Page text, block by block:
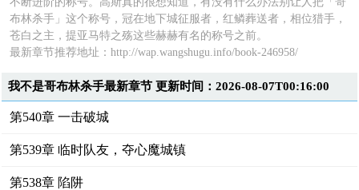
布林杀手」这个称号，冠在地下城征服者，红鳞葬送者，相位猎手，
苍白之主，提亚马特之殇这些赫赫有名的称号之前。
最新章节推荐地址：http://wap.wangshugu.info/book-246958/
我不是哥布林杀手最新章节 更新时间：2026-08-07T00:16:00
第540章 一击破城
第539章 临时队友，夺心魔城镇
第538章 陷阱